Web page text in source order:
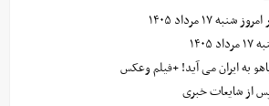
۱۷ مرداد ۱۴۰۵
به ایران می آید! +فیلم وعکس
از شایعات خبری